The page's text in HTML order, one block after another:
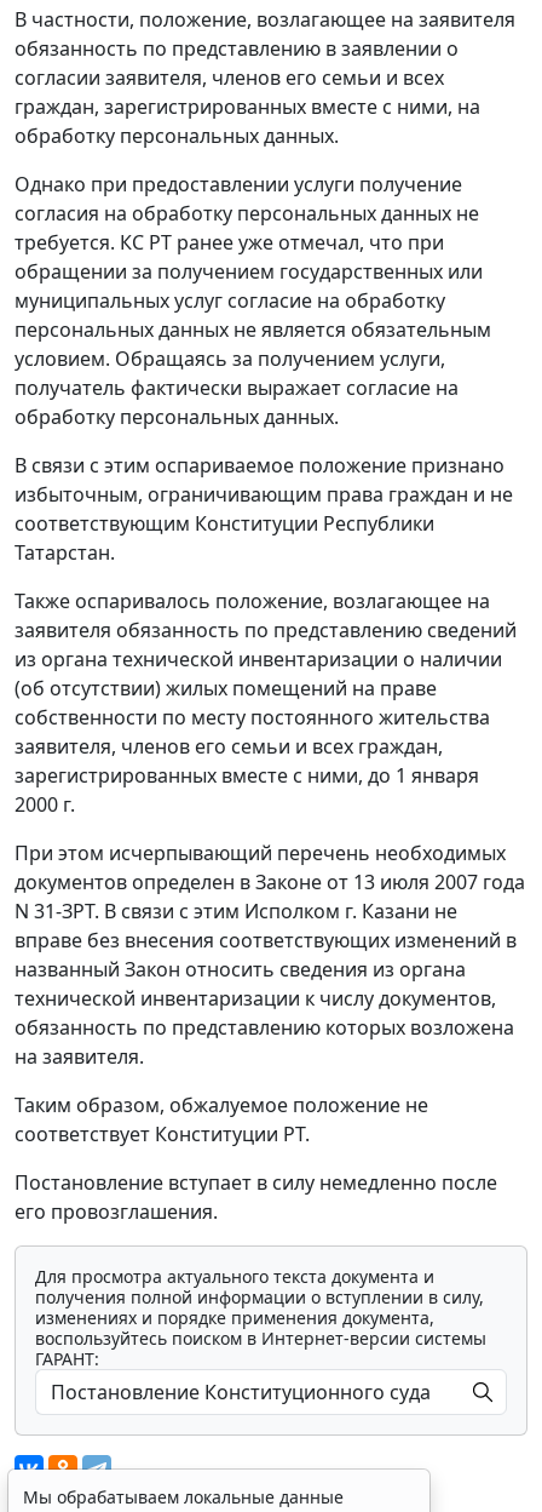
В частности, положение, возлагающее на заявителя
обязанность по представлению в заявлении о
согласии заявителя, членов его семьи и всех
граждан, зарегистрированных вместе с ними, на
обработку персональных данных.
Однако при предоставлении услуги получение
согласия на обработку персональных данных не
требуется. КС РТ ранее уже отмечал, что при
обращении за получением государственных или
муниципальных услуг согласие на обработку
персональных данных не является обязательным
условием. Обращаясь за получением услуги,
получатель фактически выражает согласие на
обработку персональных данных.
В связи с этим оспариваемое положение признано
избыточным, ограничивающим права граждан и не
соответствующим Конституции Республики
Татарстан.
Также оспаривалось положение, возлагающее на
заявителя обязанность по представлению сведений
из органа технической инвентаризации о наличии
(об отсутствии) жилых помещений на праве
собственности по месту постоянного жительства
заявителя, членов его семьи и всех граждан,
зарегистрированных вместе с ними, до 1 января
2000 г.
При этом исчерпывающий перечень необходимых
документов определен в Законе от 13 июля 2007 года
N 31-ЗРТ. В связи с этим Исполком г. Казани не
вправе без внесения соответствующих изменений в
названный Закон относить сведения из органа
технической инвентаризации к числу документов,
обязанность по представлению которых возложена
на заявителя.
Таким образом, обжалуемое положение не
соответствует Конституции РТ.
Постановление вступает в силу немедленно после
его провозглашения.
Для просмотра актуального текста документа и
получения полной информации о вступлении в силу,
изменениях и порядке применения документа,
воспользуйтесь поиском в Интернет-версии системы
ГАРАНТ:
Мы обрабатываем локальные данные